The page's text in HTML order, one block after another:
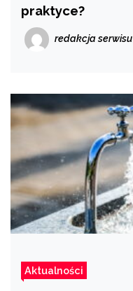
praktyce?
redakcja serwisu
Aktualności